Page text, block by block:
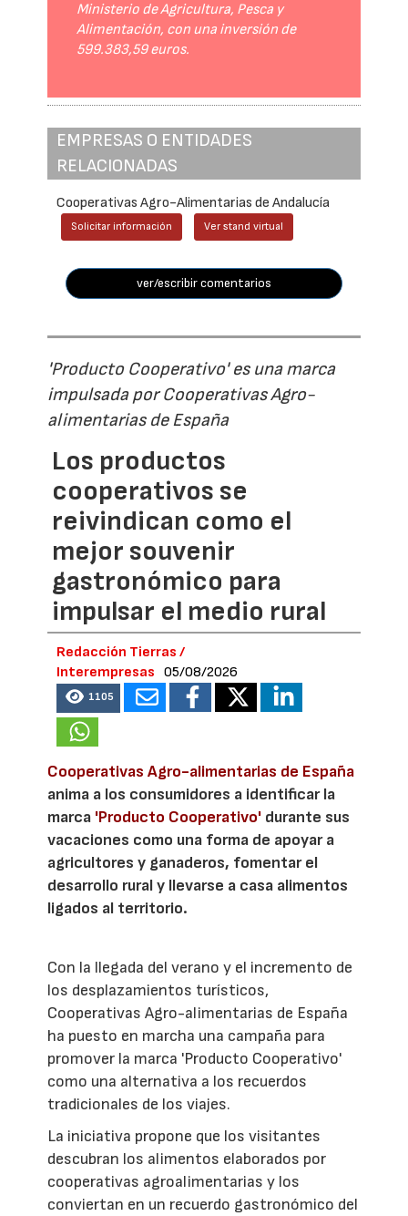
Ministerio de Agricultura, Pesca y
Alimentación, con una inversión de
599.383,59 euros.
EMPRESAS O ENTIDADES
RELACIONADAS
Cooperativas Agro-Alimentarias de Andalucía
Solicitar información Ver stand virtual
ver/escribir comentarios
'Producto Cooperativo' es una marca
impulsada por Cooperativas Agro-
alimentarias de España
Los productos
cooperativos se
reivindican como el
mejor souvenir
gastronómico para
impulsar el medio rural
Redacción Tierras /
Interempresas
05/08/2026
1105
Cooperativas Agro-alimentarias de España
anima a los consumidores a identificar la
marca 'Producto Cooperativo' durante sus
vacaciones como una forma de apoyar a
agricultores y ganaderos, fomentar el
desarrollo rural y llevarse a casa alimentos
ligados al territorio.
Con la llegada del verano y el incremento de
los desplazamientos turísticos,
Cooperativas Agro-alimentarias de España
ha puesto en marcha una campaña para
promover la marca 'Producto Cooperativo'
como una alternativa a los recuerdos
tradicionales de los viajes.
La iniciativa propone que los visitantes
descubran los alimentos elaborados por
cooperativas agroalimentarias y los
conviertan en un recuerdo gastronómico del